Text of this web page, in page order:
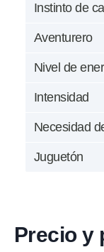
Instinto de
Aventurero
Nivel de
Intensidad
Necesidad
Juguetón
Precio y